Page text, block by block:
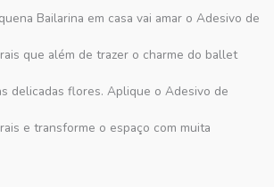
Bailarina em casa vai amar o Adesivo de
que além de trazer o charme do ballet
delicadas flores. Aplique o Adesivo de
e transforme o espaço com muita